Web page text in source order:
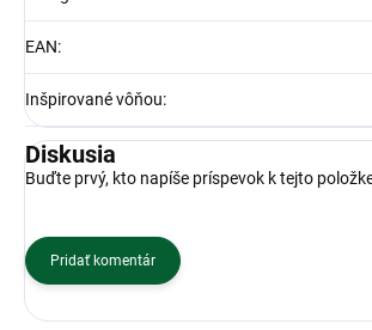
EAN:
Inšpirované vôňou:
Diskusia
Buďte prvý, kto napíše príspevok k tejto
Pridať komentár